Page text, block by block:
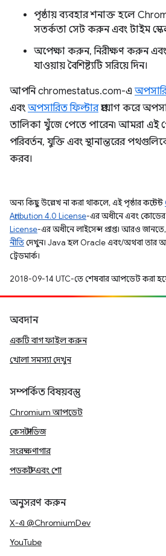
পৃষ্ঠায় ব্যবহার শনাক্ত হলে
সতর্কতা সেট করুন এবং টাইম
অপেক্ষা করুন, নিরীক্ষণ করুন
যাওয়ায় বৈশিষ্ট্যটি সরিয়ে দিন।
আপনি chromestatus.com-এ
এবং অপসারিত ফিল্টারপ্রয়োগ করে
তালিকা খুঁজে পেতে পারেন৷ আমরা এই
পরিবর্তন, যুক্তি এবং স্থানান্তরের
করব।
অন্য কিছু উল্লেখ না করা থাকলে, এই পৃষ্ঠার কন্টেন্ট
Attribution 4.0 License-এর অধীনে এবং
License-এর অধীনে লাইসেন্স প্রাপ্ত। আরও জানতে,
নীতিদেখুন। Java হল Oracle এবং/অথবা তার
ট্রেডমার্ক।
2018-09-14 UTC-তে শেষবার আপডেট করা
অবদান
একটি বাগ ফাইল করুন
খোলা সমস্যা দেখুন
সম্পর্কিত বিষয়বস্তু
Chromium আপডেট
কেস স্টাডিজ
সংরক্ষণাগার
পডকাস্ট এবং শো
অনুসরণ করুন
X-এ @ChromiumDev
YouTube